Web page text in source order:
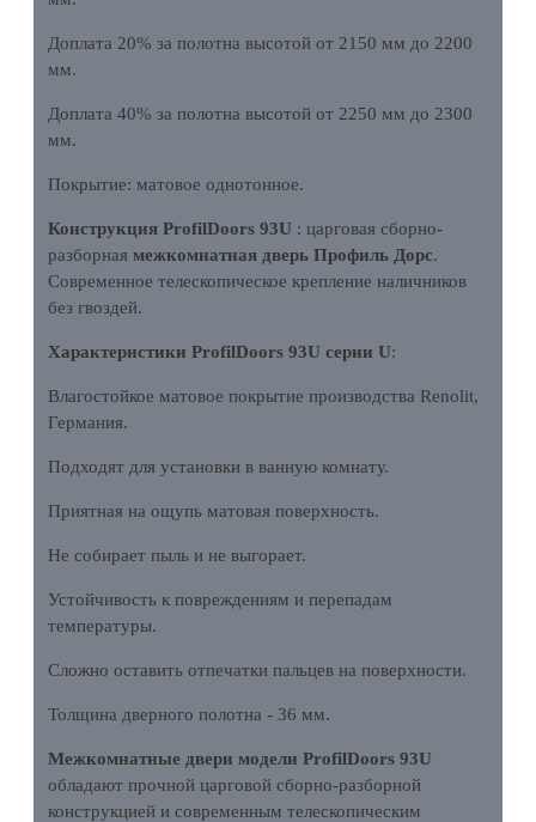
Доплата 20% за полотна высотой от 2150 мм до 2200
мм.
Доплата 40% за полотна высотой от 2250 мм до 2300
мм.
Покрытие: матовое однотонное.
Конструкция ProfilDoors 93U : царговая сборно-
разборная межкомнатная дверь Профиль Дорс.
Современное телескопическое крепление наличников
без гвоздей.
Характеристики ProfilDoors 93U серии U:
Влагостойкое матовое покрытие производства Renolit,
Германия.
Подходят для установки в ванную комнату.
Приятная на ощупь матовая поверхность.
Не собирает пыль и не выгорает.
Устойчивость к повреждениям и перепадам
температуры.
Сложно оставить отпечатки пальцев на поверхности.
Толщина дверного полотна - 36 мм.
Межкомнатные двери модели ProfilDoors 93U
обладают прочной царговой сборно-разборной
конструкцией и современным телескопическим